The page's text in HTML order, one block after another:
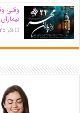
وقتی
آذر ۲۵, ۱۴۰۴